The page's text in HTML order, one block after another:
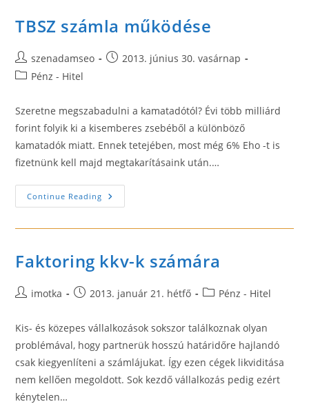
Oldalán
TBSZ számla működése
Post
author:
szenadamseo
Post2013. június 30. vasárnap
PostPénz - Hitel
Szeretne megszabadulni a kamatadótól? Évi több milliárd
forint folyik ki a kisemberes zsebéből a különböző
kamatadók miatt. Ennek tetejében, most még 6% Eho -t is
fizetnünk kell majd megtakarításaink után.…
Continue Reading TBSZ
Számla
Faktoring kkv-k számára
Postimotka
Post2013. január 21. hétfő
PostPénz - Hitel
Kis- és közepes vállalkozások sokszor találkoznak olyan
problémával, hogy partnerük hosszú határidőre hajlandó
csak kiegyenlíteni a számlájukat. Így ezen cégek likviditása
nem kellően megoldott. Sok kezdő vállalkozás pedig ezért
kénytelen…